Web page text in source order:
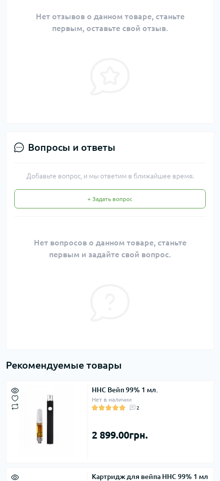
Нет отзывов о данном товаре, станьте
первым, оставьте свой отзыв.
Вопросы и ответы
Добавьте вопрос, и мы ответим в ближайшее время.
+ Задать вопрос
Нет вопросов о данном товаре, станьте
первым и задайте свой вопрос.
Рекомендуемые товары
ННС Вейп 99% 1 мл.
Нет в наличии
2
2 899.00грн.
Картридж для вейпа HHC 99% 1 мл